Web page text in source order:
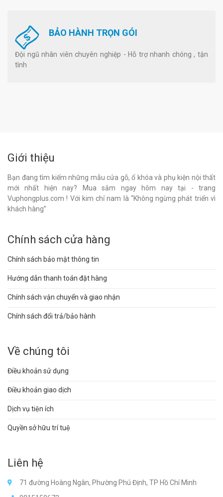
BẢO HÀNH TRỌN GÓI
Đội ngũ nhân viên chuyên nghiệp - Hỗ trợ nhanh chóng , tận
tình
Giới thiệu
Bạn đang tìm kiếm những mẫu cửa gỗ, ổ khóa và phụ kiện nội thất
mới nhất hiện nay? Mua sắm ngay hôm nay tại - trang
Vuphongplus.com ! Với kim chỉ nam là “Không ngừng phát triển vì
khách hàng”
Chính sách cửa hàng
Chính sách bảo mật thông tin
Hướng dẫn thanh toán đặt hàng
Chính sách vận chuyển và giao nhận
Chính sách đổi trả/bảo hành
Về chúng tôi
Điều khoản sử dụng
Điều khoản giao dịch
Dịch vụ tiện ích
Quyền sở hữu trí tuệ
Liên hệ
71 đường Hoàng Ngân, Phường Phú Định, TP Hồ Chí Minh